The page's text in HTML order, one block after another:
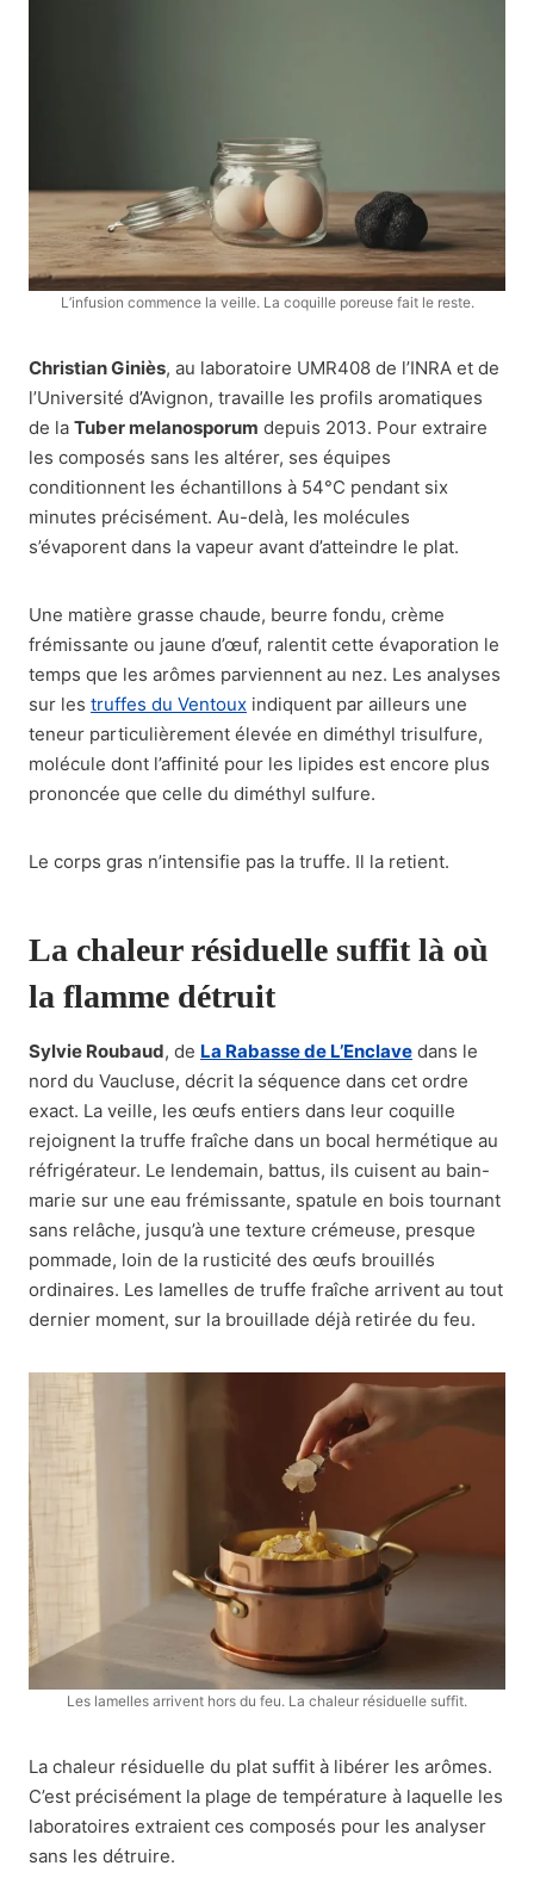
L’infusion commence la veille. La coquille poreuse fait le reste.
Christian Giniès, au laboratoire UMR408 de l’INRA et de
l’Université d’Avignon, travaille les profils aromatiques
de la Tuber melanosporum depuis 2013. Pour extraire
les composés sans les altérer, ses équipes
conditionnent les échantillons à 54°C pendant six
minutes précisément. Au-delà, les molécules
s’évaporent dans la vapeur avant d’atteindre le plat.
Une matière grasse chaude, beurre fondu, crème
frémissante ou jaune d’œuf, ralentit cette évaporation le
temps que les arômes parviennent au nez. Les analyses
sur les truffes du Ventoux indiquent par ailleurs une
teneur particulièrement élevée en diméthyl trisulfure,
molécule dont l’affinité pour les lipides est encore plus
prononcée que celle du diméthyl sulfure.
Le corps gras n’intensifie pas la truffe. Il la retient.
La chaleur résiduelle suffit là où
la flamme détruit
Sylvie Roubaud, de La Rabasse de L’Enclave dans le
nord du Vaucluse, décrit la séquence dans cet ordre
exact. La veille, les œufs entiers dans leur coquille
rejoignent la truffe fraîche dans un bocal hermétique au
réfrigérateur. Le lendemain, battus, ils cuisent au bain-
marie sur une eau frémissante, spatule en bois tournant
sans relâche, jusqu’à une texture crémeuse, presque
pommade, loin de la rusticité des œufs brouillés
ordinaires. Les lamelles de truffe fraîche arrivent au tout
dernier moment, sur la brouillade déjà retirée du feu.
Les lamelles arrivent hors du feu. La chaleur résiduelle suffit.
La chaleur résiduelle du plat suffit à libérer les arômes.
C’est précisément la plage de température à laquelle les
laboratoires extraient ces composés pour les analyser
sans les détruire.